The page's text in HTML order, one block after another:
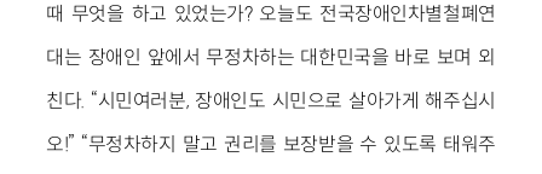
때 무엇을 하고 있었는가? 오늘도 전국장애인차별철폐연
대는 장애인 앞에서 무정차하는 대한민국을 바로 보며 외
친다. “시민여러분, 장애인도 시민으로 살아가게 해주십시
오!” “무정차하지 말고 권리를 보장받을 수 있도록 태워주